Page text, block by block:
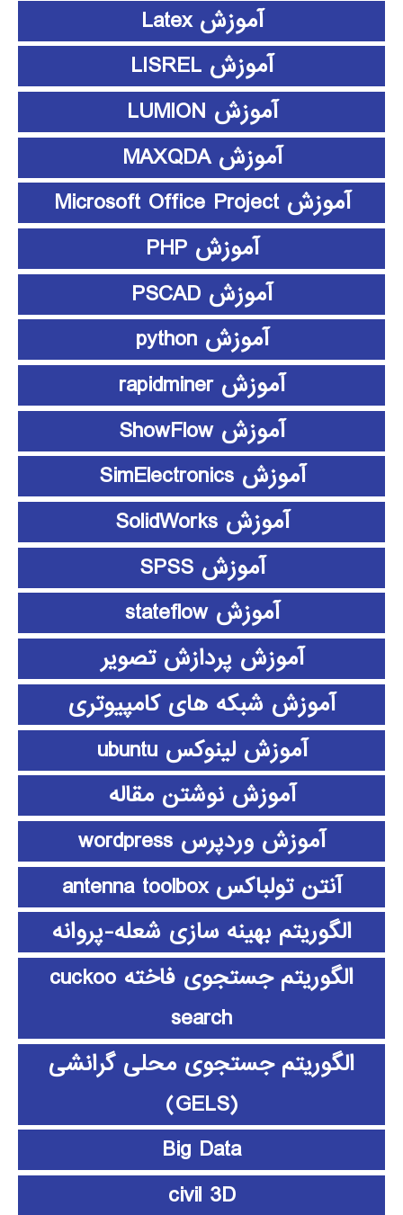
آموزش Latex
آموزش LISREL
آموزش LUMION
آموزش MAXQDA
آموزش Microsoft Office Project
آموزش PHP
آموزش PSCAD
آموزش python
آموزش rapidminer
آموزش ShowFlow
آموزش SimElectronics
آموزش SolidWorks
آموزش SPSS
آموزش stateflow
آموزش پردازش تصویر
آموزش شبکه های کامپیوتری
آموزش لینوکس ubuntu
آموزش نوشتن مقاله
آموزش وردپرس wordpress
آنتن تولباکس antenna toolbox
الگوریتم بهینه سازی شعله-پروانه
الگوریتم جستجوی فاخته cuckoo
search
الگوریتم جستجوی محلی گرانشی
(GELS)
Big Data
civil 3D